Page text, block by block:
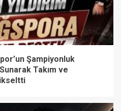
Şampiyonluk
Takım ve